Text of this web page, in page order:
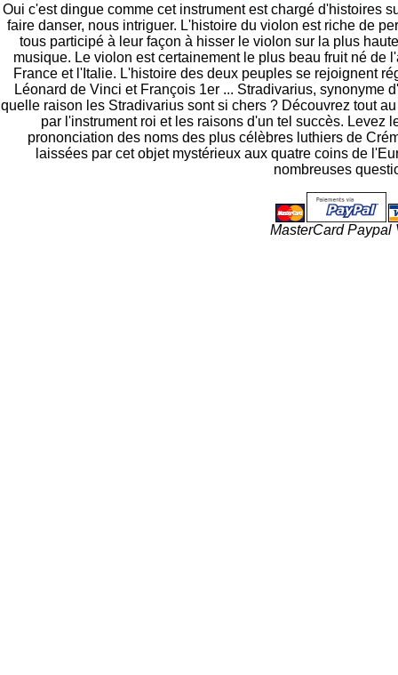
Oui c'est dingue comme cet instrument est chargé d'histoires
faire danser, nous intriguer. L'histoire du violon est riche de
tous participé à leur façon à hisser le violon sur la plus
musique. Le violon est certainement le plus beau fruit né
France et l'Italie. L'histoire des deux peuples se rejoignent
Léonard de Vinci et François 1er ... Stradivarius, synonyme
quelle raison les Stradivarius sont si chers ? Découvrez tout
par l'instrument roi et les raisons d'un tel succès. Levez
prononciation des noms des plus célèbres luthiers de
laissées par cet objet mystérieux aux quatre coins de
nombreuses
MasterCard Paypal